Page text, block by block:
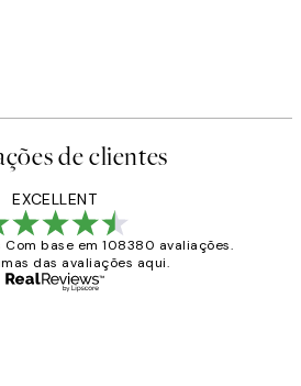
de clientes
EXCELLENT
Com base em 108380 avaliações.
das avaliações aqui.